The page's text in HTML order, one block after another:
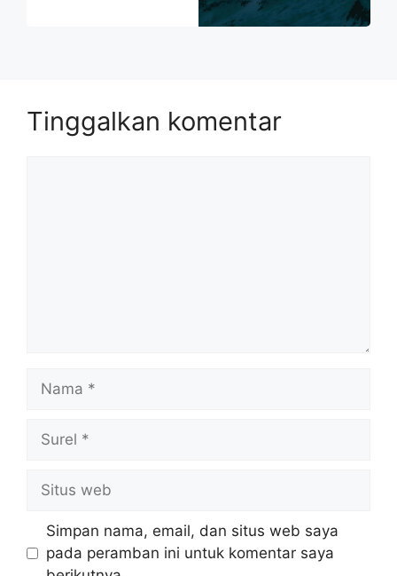
Tinggalkan komentar
web
Simpan nama, email, dan situs web saya
pada peramban ini untuk komentar saya